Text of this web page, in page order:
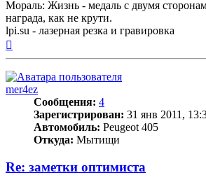
Мораль: Жизнь - медаль с двумя
награда, как не крути.
lpi.su - лазерная резка и гравировка
mer4ez
Сообщения: 4
Зарегистрирован: 31 янв 2011,
Автомобиль: Peugeot 405
Откуда: Мытищи
Re: заметки оптимиста